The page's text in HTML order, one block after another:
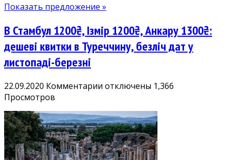
900₴,
1200₴
в
обидва
Показать предложение »
В Стамбул 1200₴, Ізмір 1200₴, Анкару 1300₴:
дешеві квитки в Туреччину, безліч дат у
листопаді-березні
22.09.2020 Комментарии к
Стамбул
1200₴,
Ізмір
1200₴,
отключены 1,366
Просмотров